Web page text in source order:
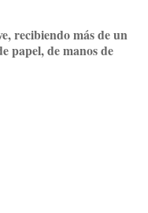
recibiendo más de un
papel, de manos de